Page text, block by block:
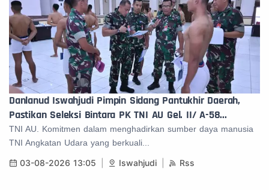
Danlanud Iswahjudi Pimpin Sidang Pantukhir Daerah,
Pastikan Seleksi Bintara PK TNI AU Gel. II/ A-58...
TNI AU. Komitmen dalam menghadirkan sumber daya manusia
TNI Angkatan Udara yang berkuali...
03-08-2026 13:05 Iswahjudi Rss